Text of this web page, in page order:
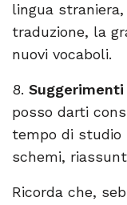
lingua
traduzione, la
nuovi vocaboli.
8.
posso darti
tempo di studio
schemi,
Ricorda che,